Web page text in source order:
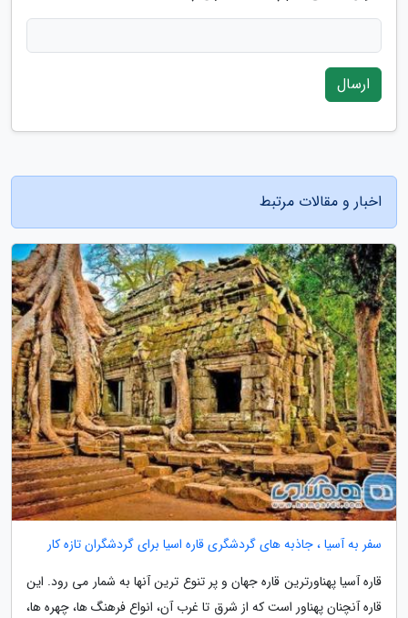
ارسال
اخبار و مقالات مرتبط
سفر به آسیا ، جاذبه های گردشگری قاره اسیا برای گردشگران تازه کار
قاره آسیا پهناورترین قاره جهان و پر تنوع ترین آنها به شمار می رود. این
قاره آنچنان پهناور است که از شرق تا غرب آن، انواع فرهنگ ها، چهره ها،